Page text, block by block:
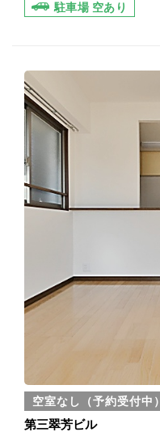
駐車場 空あり
空室なし（予約受付中）
第三翠芳ビル